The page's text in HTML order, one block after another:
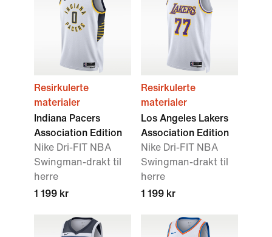
Resirkulerte
materialer
Indiana Pacers
Association Edition
Nike Dri-FIT NBA
Swingman-drakt til
herre
1 199 kr
Resirkulerte
materialer
Los Angeles Lakers
Association Edition
Nike Dri-FIT NBA
Swingman-drakt til
herre
1 199 kr